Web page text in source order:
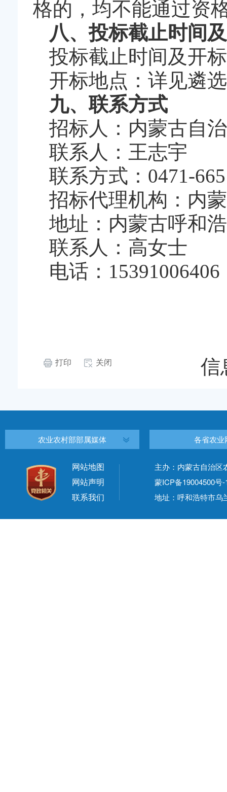
格的，均不能通过资
八、投标截止时间
投标截止时间及开
开标地点：详见遴
九、联系方式
招标人：内蒙古自
联系人：王志宇
联系方式：0471-
招标代理机构：内
地址：内蒙古呼和
联系人：高女士
电话：15391006406
打印 关闭 信
农业农村部部属媒体 各省农业
网站地图
网站声明
联系我们
主办：内蒙古自治
蒙ICP备19004500号-
地址：呼和浩特市